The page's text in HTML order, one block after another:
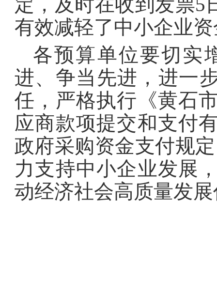
定，及时在收到发票5
有效减轻了中小企业
各预算单位要切实
进、争当先进，进一
任，严格执行《黄石
应商款项提交和支付
政府采购资金支付规
力支持中小企业发展
动经济社会高质量发